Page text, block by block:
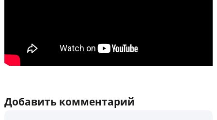
Добавить комментарий